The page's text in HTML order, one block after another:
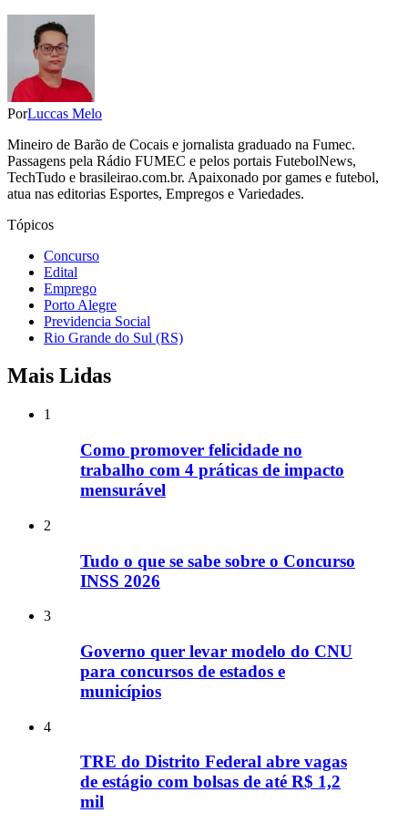
PorLuccas Melo
Mineiro de Barão de Cocais e jornalista graduado na Fumec.
Passagens pela Rádio FUMEC e pelos portais FutebolNews,
TechTudo e brasileirao.com.br. Apaixonado por games e futebol,
atua nas editorias Esportes, Empregos e Variedades.
Tópicos
Concurso
Edital
Emprego
Porto Alegre
Previdencia Social
Rio Grande do Sul (RS)
Mais Lidas
1
Como promover felicidade no
trabalho com 4 práticas de impacto
mensurável
2
Tudo o que se sabe sobre o Concurso
INSS 2026
3
Governo quer levar modelo do CNU
para concursos de estados e
municípios
4
TRE do Distrito Federal abre vagas
de estágio com bolsas de até R$ 1,2
mil